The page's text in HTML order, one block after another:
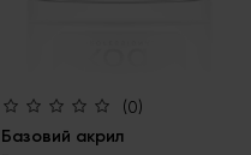
(0)
Базовий акрил